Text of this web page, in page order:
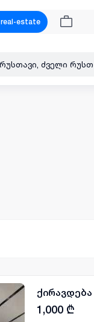
real-estate
1,000 ₾